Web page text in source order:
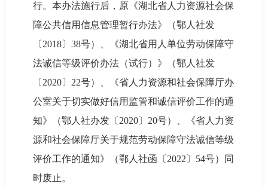
行。本办法施行后，原《湖北省人力资源社会保
障公共信用信息管理暂行办法》（鄂人社发
〔2018〕38号）、《湖北省用人单位劳动保障守
法诚信等级评价办法（试行）》（鄂人社发
〔2020〕22号）、《省人力资源和社会保障厅办
公室关于切实做好信用监管和诚信评价工作的通
知》（鄂人社办发〔2020〕20号）、《省人力资
源和社会保障厅关于规范劳动保障守法诚信等级
评价工作的通知》（鄂人社函〔2022〕54号）同
时废止。